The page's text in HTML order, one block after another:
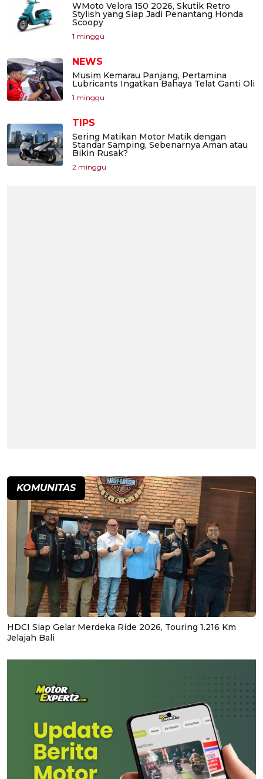
WMoto Velora 150 2026, Skutik Retro
Stylish yang Siap Jadi Penantang Honda
Scoopy
1 minggu
NEWS
Musim Kemarau Panjang, Pertamina
Lubricants Ingatkan Bahaya Telat Ganti Oli
1 minggu
TIPS
Sering Matikan Motor Matik dengan
Standar Samping, Sebenarnya Aman atau
Bikin Rusak?
2 minggu
KOMUNITAS
HDCI Siap Gelar Merdeka Ride 2026, Touring 1.216 Km
Jelajah Bali